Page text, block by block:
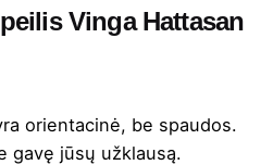
Vinga Hattasan
orientacinė, be spaudos.
gavę jūsų užklausą.